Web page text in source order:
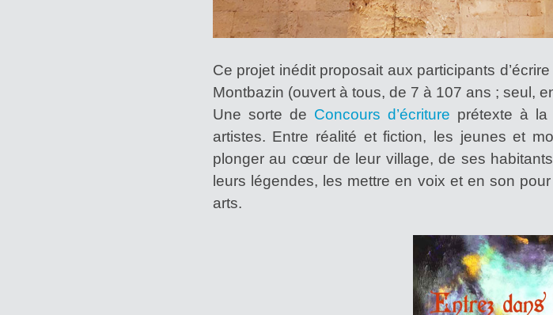
Ce projet inédit proposait aux participants
Montbazin (ouvert à tous, de 7 à 107 ans ; seul,
Une sorte de Concours d’écriture prétexte à la
artistes. Entre réalité et fiction, les jeunes et
plonger au cœur de leur village, de ses
leurs légendes, les mettre en voix et en son
arts.